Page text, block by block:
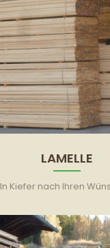
LAMELLE
In Kiefer nach Ihren